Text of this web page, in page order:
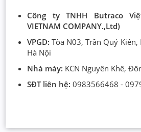
Công ty TNHH Butraco
VIETNAM COMPANY.,Ltd)
VPGD:Tòa N03, Trần Quý Kiên,
Hà Nội
Nhà máy: KCN Nguyên Khê,
SĐT liên hệ:0983566468 -